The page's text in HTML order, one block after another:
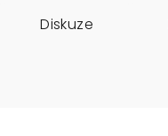
Diskuze